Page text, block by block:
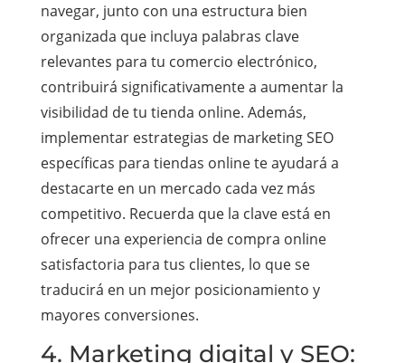
navegar, junto con una estructura bien
organizada que incluya palabras clave
relevantes para tu comercio electrónico,
contribuirá significativamente a aumentar la
visibilidad de tu tienda online. Además,
implementar estrategias de marketing SEO
específicas para tiendas online te ayudará a
destacarte en un mercado cada vez más
competitivo. Recuerda que la clave está en
ofrecer una experiencia de compra online
satisfactoria para tus clientes, lo que se
traducirá en un mejor posicionamiento y
mayores conversiones.
4. Marketing digital y SEO: